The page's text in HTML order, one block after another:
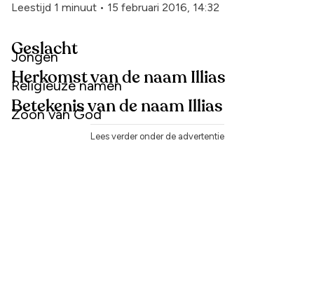
Leestijd 1 minuut • 15 februari 2016, 14:32
Geslacht
Jongen
Herkomst van de naam Illias
Religieuze namen
Betekenis van de naam Illias
Zoon van God
Lees verder onder de advertentie